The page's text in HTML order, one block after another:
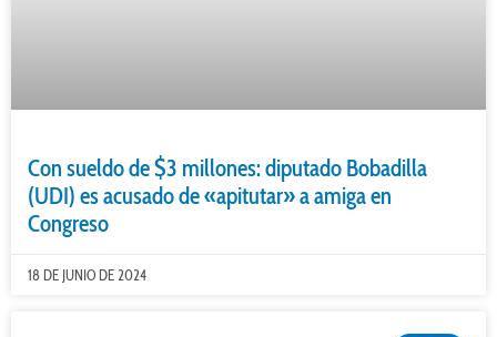
Con sueldo de $3 millones: diputado Bobadilla
(UDI) es acusado de «apitutar» a amiga en
Congreso
18 DE JUNIO DE 2024